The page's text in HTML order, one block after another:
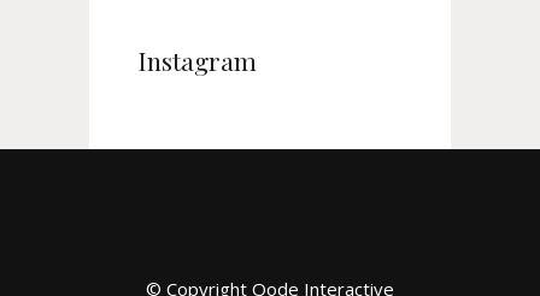
Instagram
© Copyright Qode Interactive